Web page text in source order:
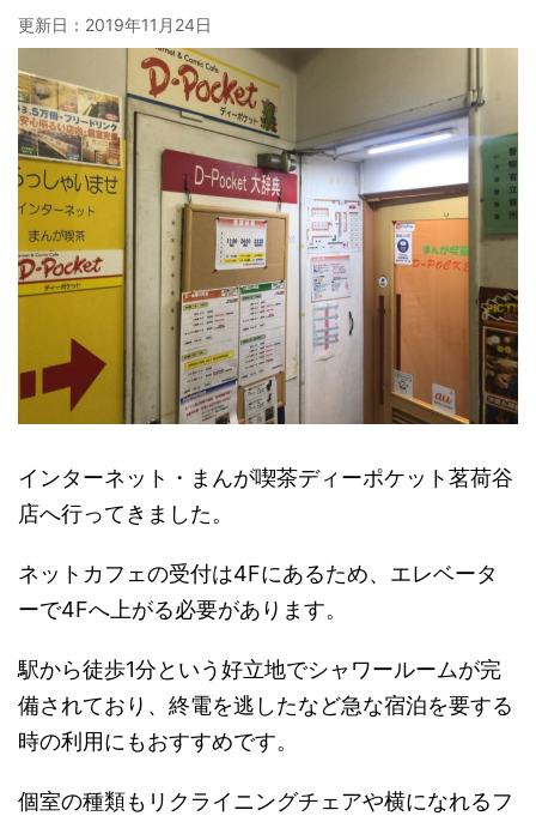
更新日： 2019年11月24日
インターネット・まんが喫茶ディーポケット茗荷谷
店へ行ってきました。
ネットカフェの受付は4Fにあるため、エレベータ
ーで4Fへ上がる必要があります。
駅から徒歩1分という好立地でシャワールームが完
備されており、終電を逃したなど急な宿泊を要する
時の利用にもおすすめです。
個室の種類もリクライニングチェアや横になれるフ